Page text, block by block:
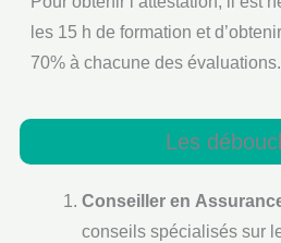
les 15 h de formation et
70% à chacune des évaluations.
Les
Conseiller en
conseils spécialisés sur